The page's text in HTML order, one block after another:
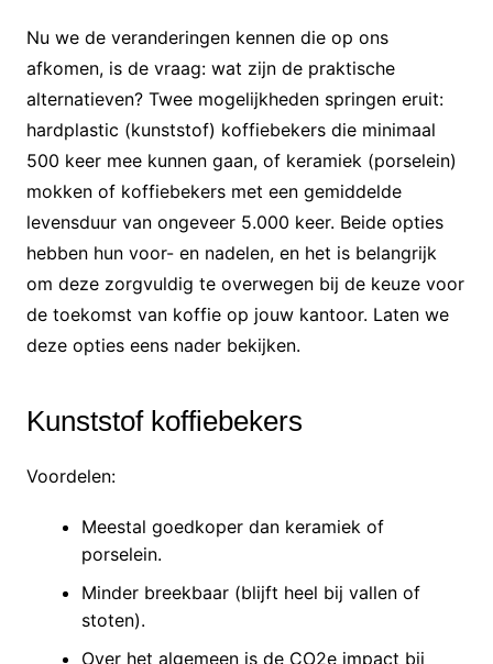
Nu we de veranderingen kennen die op ons
afkomen, is de vraag: wat zijn de praktische
alternatieven? Twee mogelijkheden springen eruit:
hardplastic (kunststof) koffiebekers die minimaal
500 keer mee kunnen gaan, of keramiek (porselein)
mokken of koffiebekers met een gemiddelde
levensduur van ongeveer 5.000 keer. Beide opties
hebben hun voor- en nadelen, en het is belangrijk
om deze zorgvuldig te overwegen bij de keuze voor
de toekomst van koffie op jouw kantoor. Laten we
deze opties eens nader bekijken.
Kunststof koffiebekers
Voordelen:
Meestal goedkoper dan keramiek of
porselein.
Minder breekbaar (blijft heel bij vallen of
stoten).
Over het algemeen is de CO2e impact bij